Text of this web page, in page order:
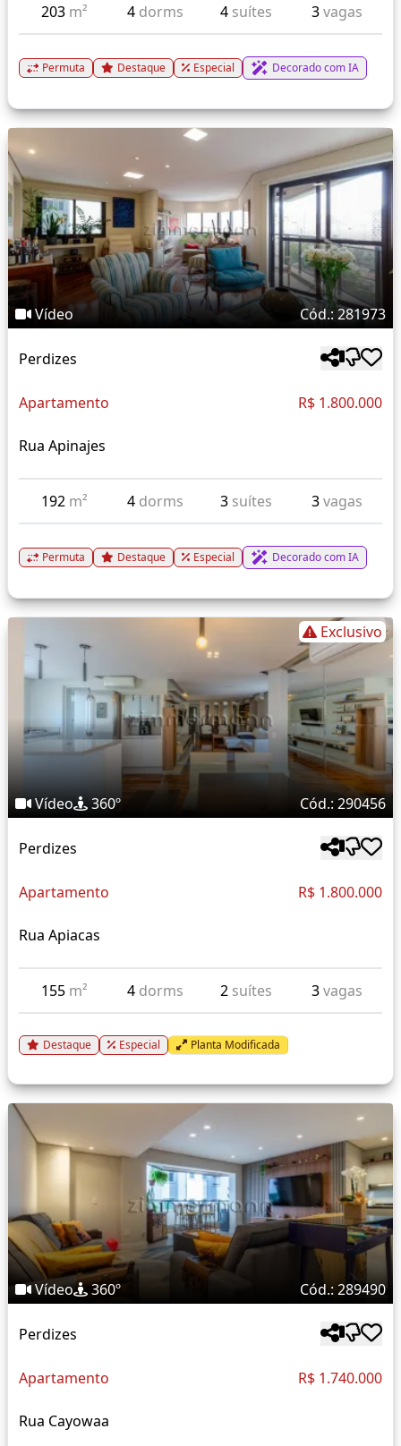
203 m² 4 dorms 4 suítes 3vagas
Permuta Destaque Especial Decorado com IA
Vídeo Cód.: 281973
Perdizes
Apartamento R$ 1.800.000
Rua Apinajes
192 m² 4 dorms 3 suítes 3vagas
Permuta Destaque Especial Decorado com IA
Exclusivo
Vídeo 360º Cód.: 290456
Perdizes
Apartamento R$ 1.800.000
Rua Apiacas
155 m² 4 dorms 2 suítes 3vagas
Destaque Especial Planta Modificada
Vídeo 360º Cód.: 289490
Perdizes
Apartamento R$ 1.740.000
Rua Cayowaa